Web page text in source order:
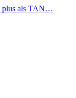
plus als TAN…